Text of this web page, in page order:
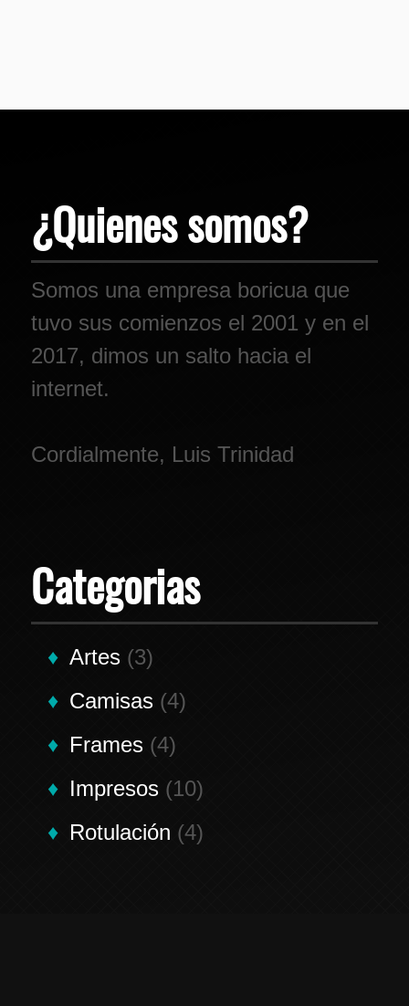
¿Quienes somos?
Somos una empresa boricua que
tuvo sus comienzos el 2001 y en el
2017, dimos un salto hacia el
internet.
Cordialmente, Luis Trinidad
Categorias
Artes (3)
Camisas (4)
Frames (4)
Impresos (10)
Rotulación (4)